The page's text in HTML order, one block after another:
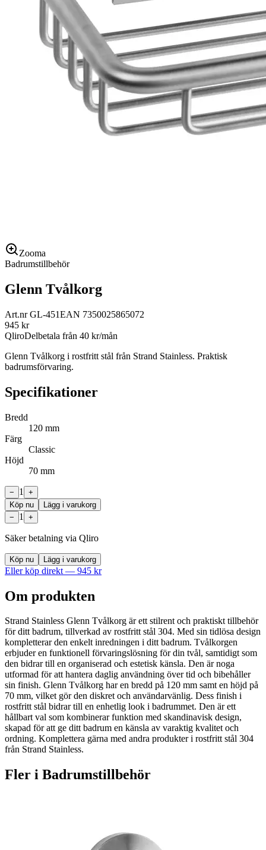
Zooma
Badrumstillbehör
Glenn Tvålkorg
Art.nrGL-451EAN 7350025865072
945 kr
QliroDelbetala från 40 kr/mån
Glenn Tvålkorg i rostfritt stål från Strand Stainless. Praktisk
badrumsförvaring.
Specifikationer
Bredd
120 mm
Färg
Classic
Höjd
70 mm
− 1
+
Köp nu
Lägg i varukorg
−
1 +
Säker betalning via Qliro
Köp nu Lägg i varukorg
Eller köp direkt — 945 kr
Om produkten
Strand Stainless Glenn Tvålkorg är ett stilrent och praktiskt tillbehör
för ditt badrum, tillverkad av rostfritt stål 304. Med sin tidlösa design
kompletterar den enkelt inredningen i ditt badrum. Tvålkorgen
erbjuder en funktionell förvaringslösning för din tvål, samtidigt som
den bidrar till en organiserad och estetisk känsla. Den är noga
utformad för att hantera daglig användning över tid och bibehåller
sin finish. Glenn Tvålkorg har en bredd på 120 mm samt en höjd på
70 mm, vilket gör den diskret och användarvänlig. Dess finish i
rostfritt stål bidrar till en enhetlig look i badrummet. Den är ett
hållbart val som kombinerar funktion med skandinavisk design,
skapad för att ge ditt badrum en känsla av varaktig kvalitet och
ordning. Komplettera gärna med andra produkter i rostfritt stål 304
från Strand Stainless.
Fler i Badrumstillbehör